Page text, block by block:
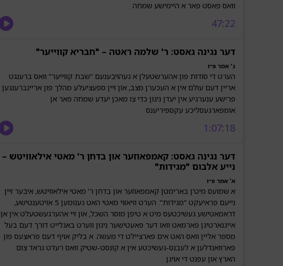
וואס פאסט פאר א היימישע שמחה
47:22
דער נגינה גאסט: ר' שלמה ראטה – "חבריא קווייער"
ג' אמר פ״ו
הערט די סודות פון אהערשטעלן א געהויבענעם "שבת קווייער" וואס ברענגט
אריין דעם עולם אין א העכערן מצב, און זיין ספעציעלע מהלך פון אריינברענגען
פרישע ענערגיע אין יעדן ניגון כדי צו מאכן יעדע שמחה פאר אן
אומפארגעסליכע עקספיריענס
1:07:18
דער נגינה גאסט: קאמפאוזער און בדחן ר' מאטי אילאוויטש –
נייע אלבום "מגידות"
א' אמר פ״ו
א שמועס מיט'ן בארימטן קאמפאוזער און בדחן ר' מאטי אילאוויטש, איבער זיין
נייעם פראיעקט "מגידות". הערט וויאזוי מאטי האט גענומען 5 אויטענטישע,
דראמאטישע געשיכטעס מיט א טיפן מוסר השכל, און זיי אהערגעשטעלט אין אן
אייגנארטיגן פארמאט וואו דער פאעטישער ניגון ווערט באגלייט דורך דעם בעל
מספר אליין וואס האט אים פארציילט די מעשה. א בליק אויף דעם פראצעס פון
פארוואנדלען א לעבנס-געשיכטע אין א קונסט-שטיק וואס רעדט גראד צום
הארץ און עפנט די אויגן